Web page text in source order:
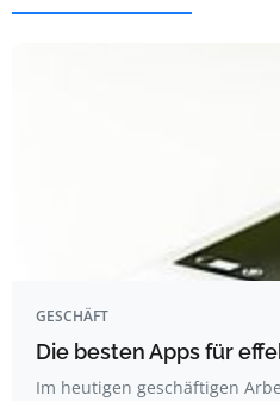
GESCHÄFT
Die besten Apps für
Im heutigen geschäftigen